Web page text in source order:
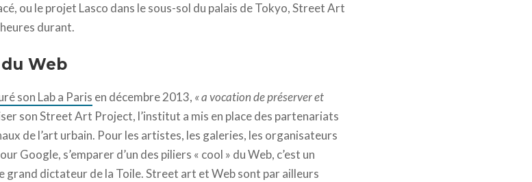
ou le projet Lasco dans le sous-sol du palais de Tokyo, Street Art
durant.
Web
son Lab a Paris en décembre 2013, « a vocation de préserver et
son Street Art Project, l’institut a mis en place des partenariats
de l’art urbain. Pour les artistes, les galeries, les organisateurs
Google, s’emparer d’un des piliers « cool » du Web, c’est un
grand dictateur de la Toile. Street art et Web sont par ailleurs